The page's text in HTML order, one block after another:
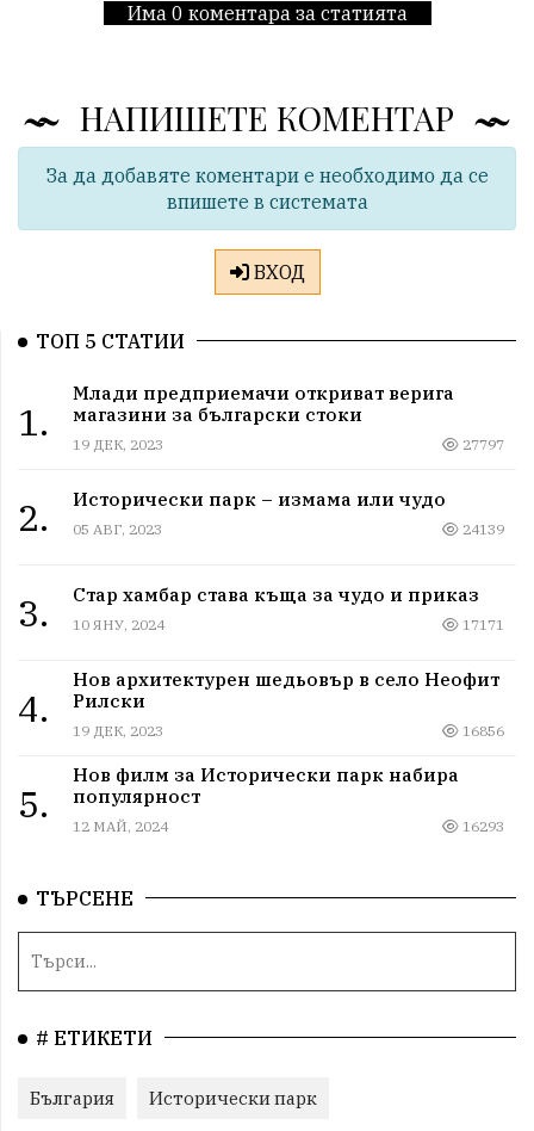
Има 0 коментара за статията
НАПИШЕТЕ КОМЕНТАР
За да добавяте коментари е необходимо да се
впишете в системата
ВХОД
ТОП 5 СТАТИИ
1.
Млади предприемачи откриват верига
магазини за български стоки
19 ДЕК, 2023 27797
2. Исторически парк – измама или чудо
05 АВГ, 2023 24139
3. Стар хамбар става къща за чудо и приказ
10 ЯНУ, 2024 17171
4.
Нов архитектурен шедьовър в село Неофит
Рилски
19 ДЕК, 2023 16856
5.
Нов филм за Исторически парк набира
популярност
12 МАЙ, 2024 16293
ТЪРСЕНЕ
# ЕТИКЕТИ
България Исторически парк